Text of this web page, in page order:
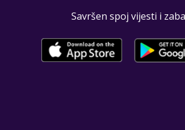
Savršen spoj vijesti i